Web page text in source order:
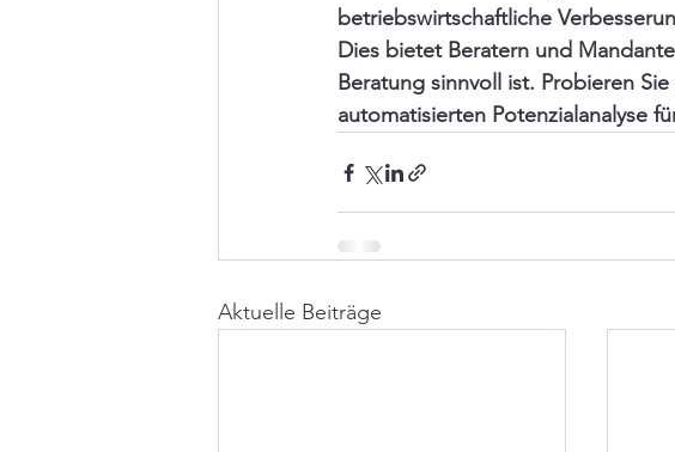
betriebswirtschaftliche
Dies bietet Beratern und
Beratung sinnvoll ist. Probieren
automatisierten Potenzialanalyse
Aktuelle Beiträge